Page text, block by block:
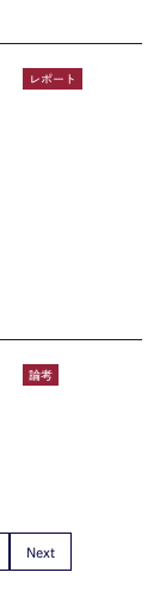
レポート
論考
Next